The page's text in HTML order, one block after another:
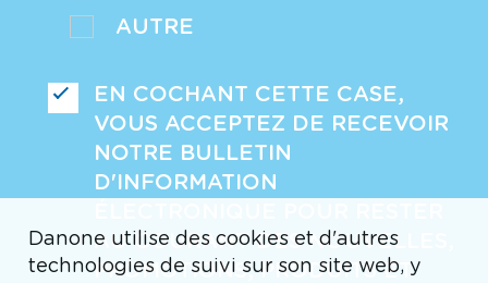
AUTRE
EN COCHANT CETTE CASE,
VOUS ACCEPTEZ DE RECEVOIR
NOTRE BULLETIN
D'INFORMATION
AU COURANT DES NOUVELLES,
PROMOTIONS, PRODUITS ET
Danone utilise des cookies et d'autres
technologies de suivi sur son site web, y